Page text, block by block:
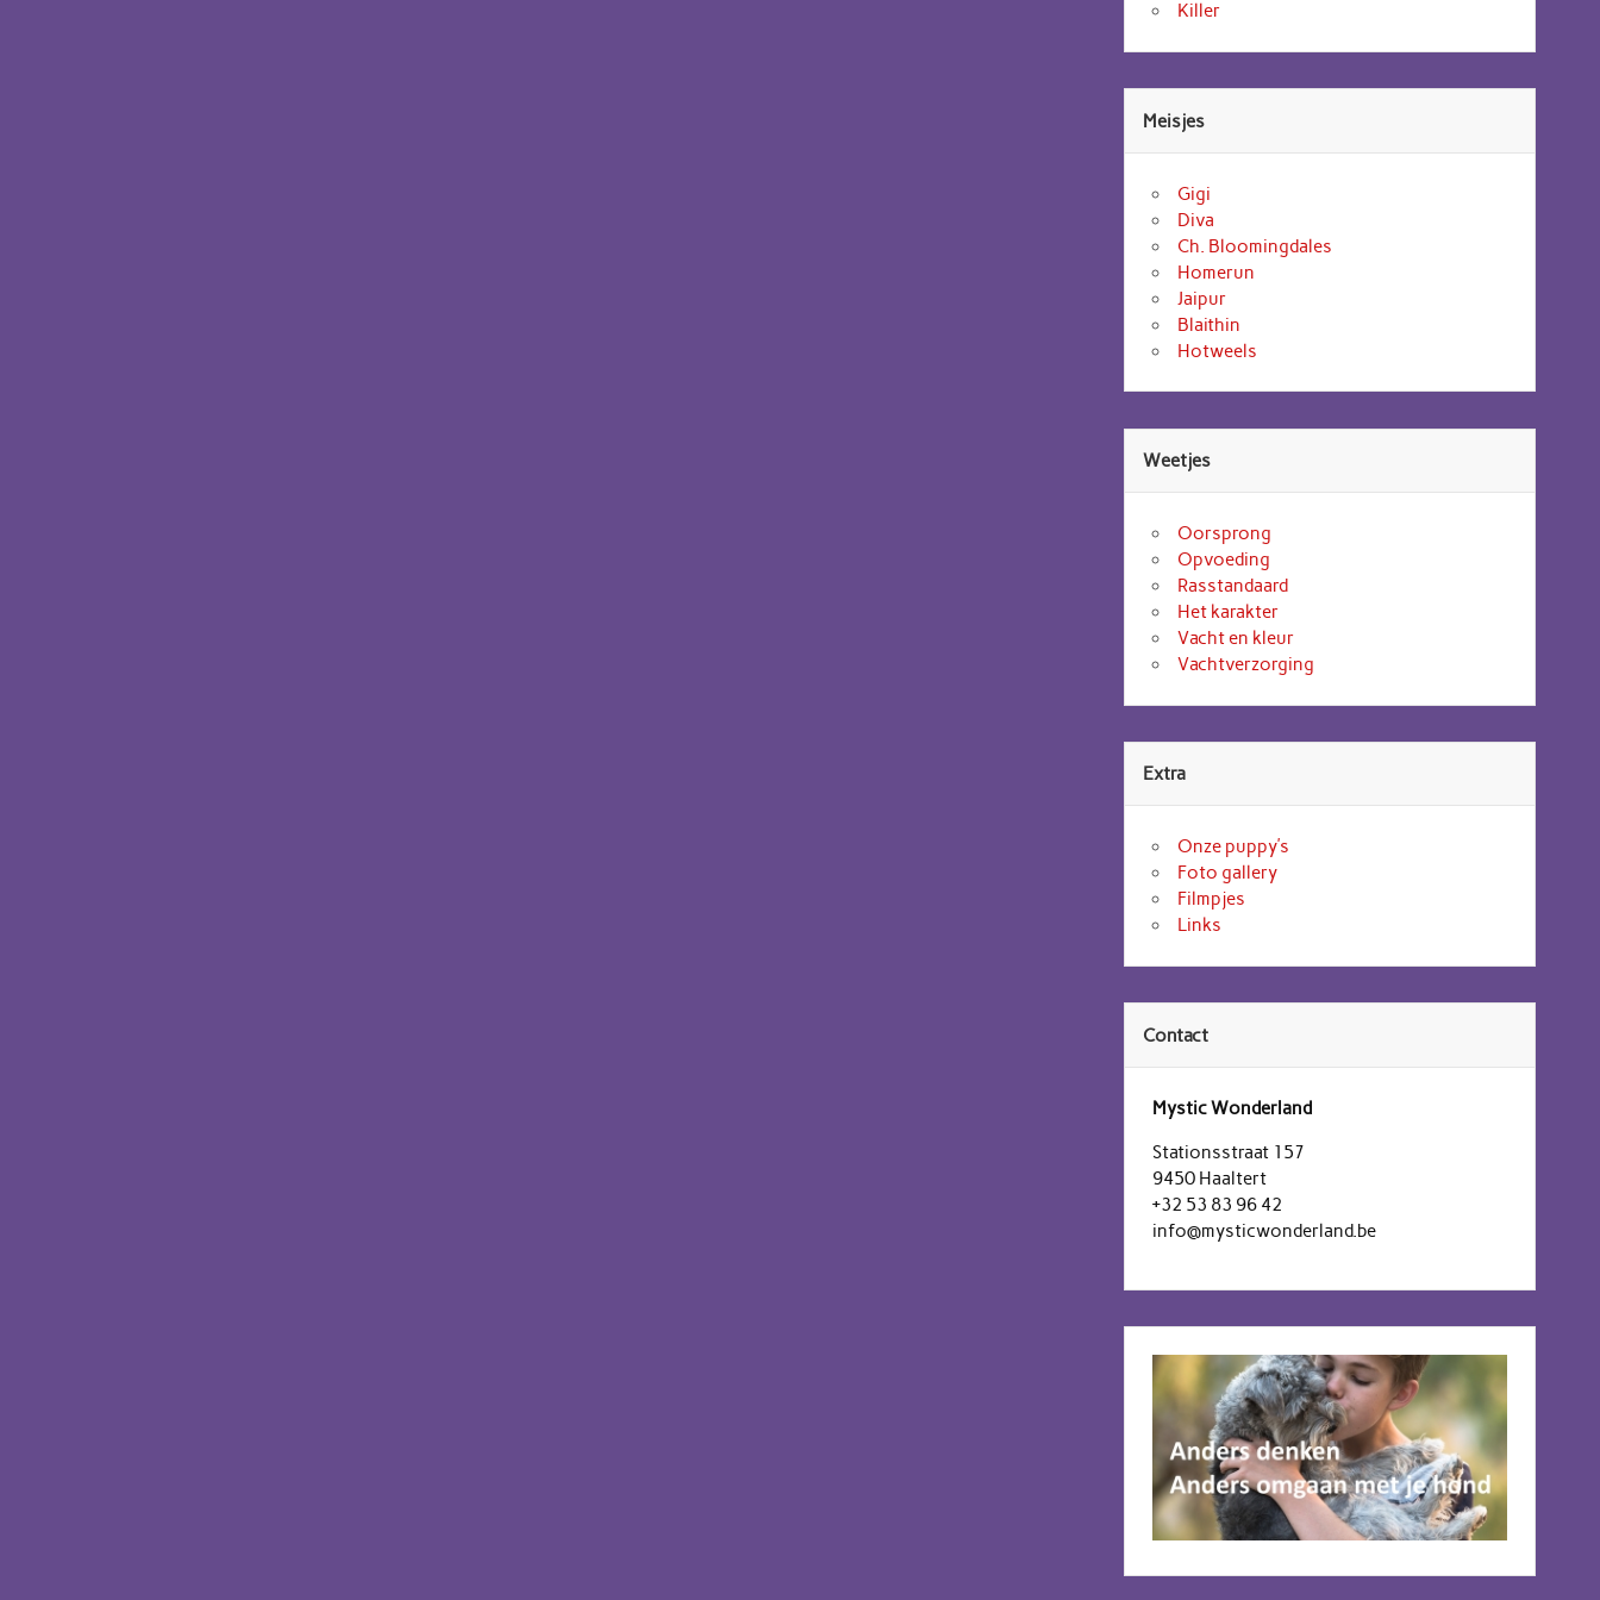
Killer
Meisjes
Gigi
Diva
Ch. Bloomingdales
Homerun
Jaipur
Blaithin
Hotweels
Weetjes
Oorsprong
Opvoeding
Rasstandaard
Het karakter
Vacht en kleur
Vachtverzorging
Extra
Onze puppy’s
Foto gallery
Filmpjes
Links
Contact
Mystic Wonderland
Stationsstraat 157
9450 Haaltert
+32 53 83 96 42
info@mysticwonderland.be